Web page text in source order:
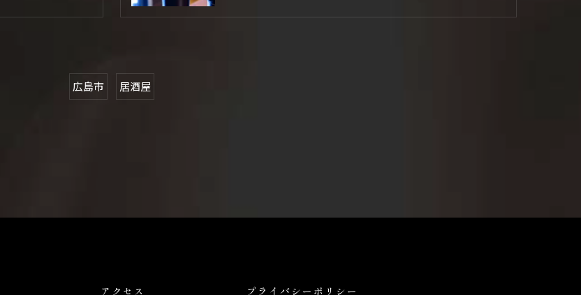
広島市 居酒屋
アクセス プライバシーポリシー